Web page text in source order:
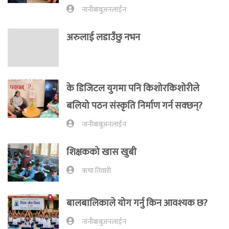
नानीबाबुअनलाईन
अरुलाई लडाउँछु नभन
के डिजिटल युगमा पनि किशोरकिशोरीले
बलियो पठन संस्कृति निर्माण गर्न सक्छन्?
नानीबाबुअनलाईन
शिक्षकको खास खुबी
ऋचा तिवारी
बालबालिकाले योग गर्नु किन आवश्यक छ?
नानीबाबुअनलाईन